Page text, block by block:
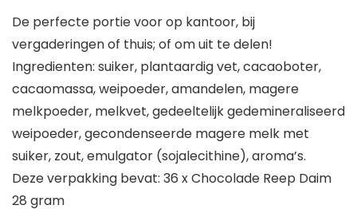
De perfecte portie voor op kantoor, bij
vergaderingen of thuis; of om uit te delen!
Ingredienten: suiker, plantaardig vet, cacaoboter,
cacaomassa, weipoeder, amandelen, magere
melkpoeder, melkvet, gedeeltelijk gedemineraliseerd
weipoeder, gecondenseerde magere melk met
suiker, zout, emulgator (sojalecithine), aroma’s.
Deze verpakking bevat: 36 x Chocolade Reep Daim
28 gram